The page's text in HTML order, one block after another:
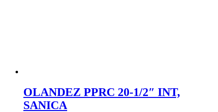
OLANDEZ PPRC 20-1/2″ INT,
SANICA